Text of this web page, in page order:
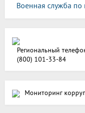
Военная служба по
Региональный
(800) 101-33-84
Мониторинг